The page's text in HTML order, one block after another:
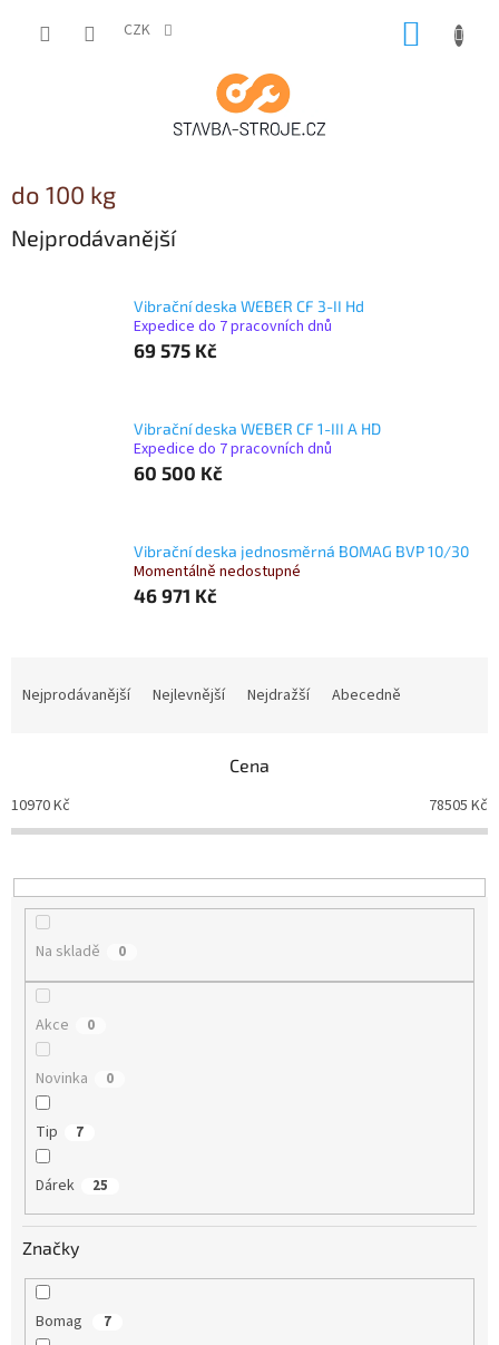
CZK
do 100 kg
Nejprodávanější
Vibrační deska WEBER CF 3-II Hd
Expedice do 7 pracovních dnů
69 575 Kč
Vibrační deska WEBER CF 1-III A HD
Expedice do 7 pracovních dnů
60 500 Kč
Vibrační deska jednosměrná BOMAG BVP 10/30
Momentálně nedostupné
46 971 Kč
p
r
d
Nejprodávanější Nejlevnější Nejdražší Abecedně
Cena
10970Kč 78505 Kč
Na skladě 0
Akce 0
Novinka 0
Tip 7
Dárek 25
Značky
Bomag 7